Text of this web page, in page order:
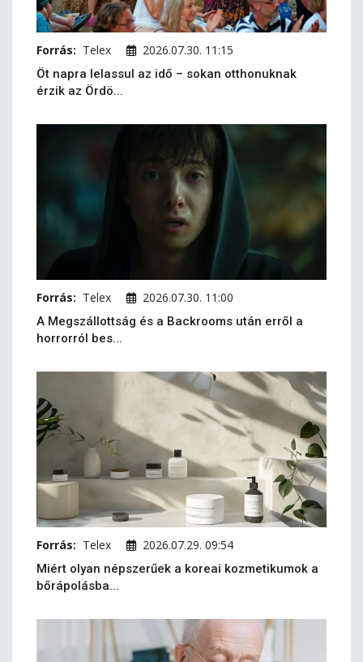
Forrás: Telex 2026.07.30. 11:15
Öt napra lelassul az idő – sokan otthonuknak
érzik az Ördö...
Forrás: Telex 2026.07.30. 11:00
A Megszállottság és a Backrooms után erről a
horrorról bes...
Forrás: Telex 2026.07.29. 09:54
Miért olyan népszerűek a koreai kozmetikumok a
bőrápolásba...